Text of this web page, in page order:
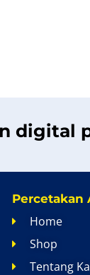
digital
Percetakan
Home
Shop
Tentang